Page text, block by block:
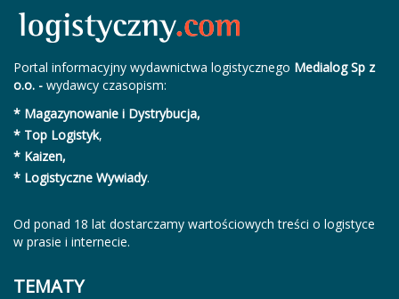
Portal informacyjny wydawnictwa logistycznego Medialog Sp z
o.o. - wydawcy czasopism:
* Magazynowanie i Dystrybucja,
* Top Logistyk,
* Kaizen,
* Logistyczne Wywiady.
Od ponad 18 lat dostarczamy wartościowych treści o logistyce
w prasie i internecie.
TEMATY